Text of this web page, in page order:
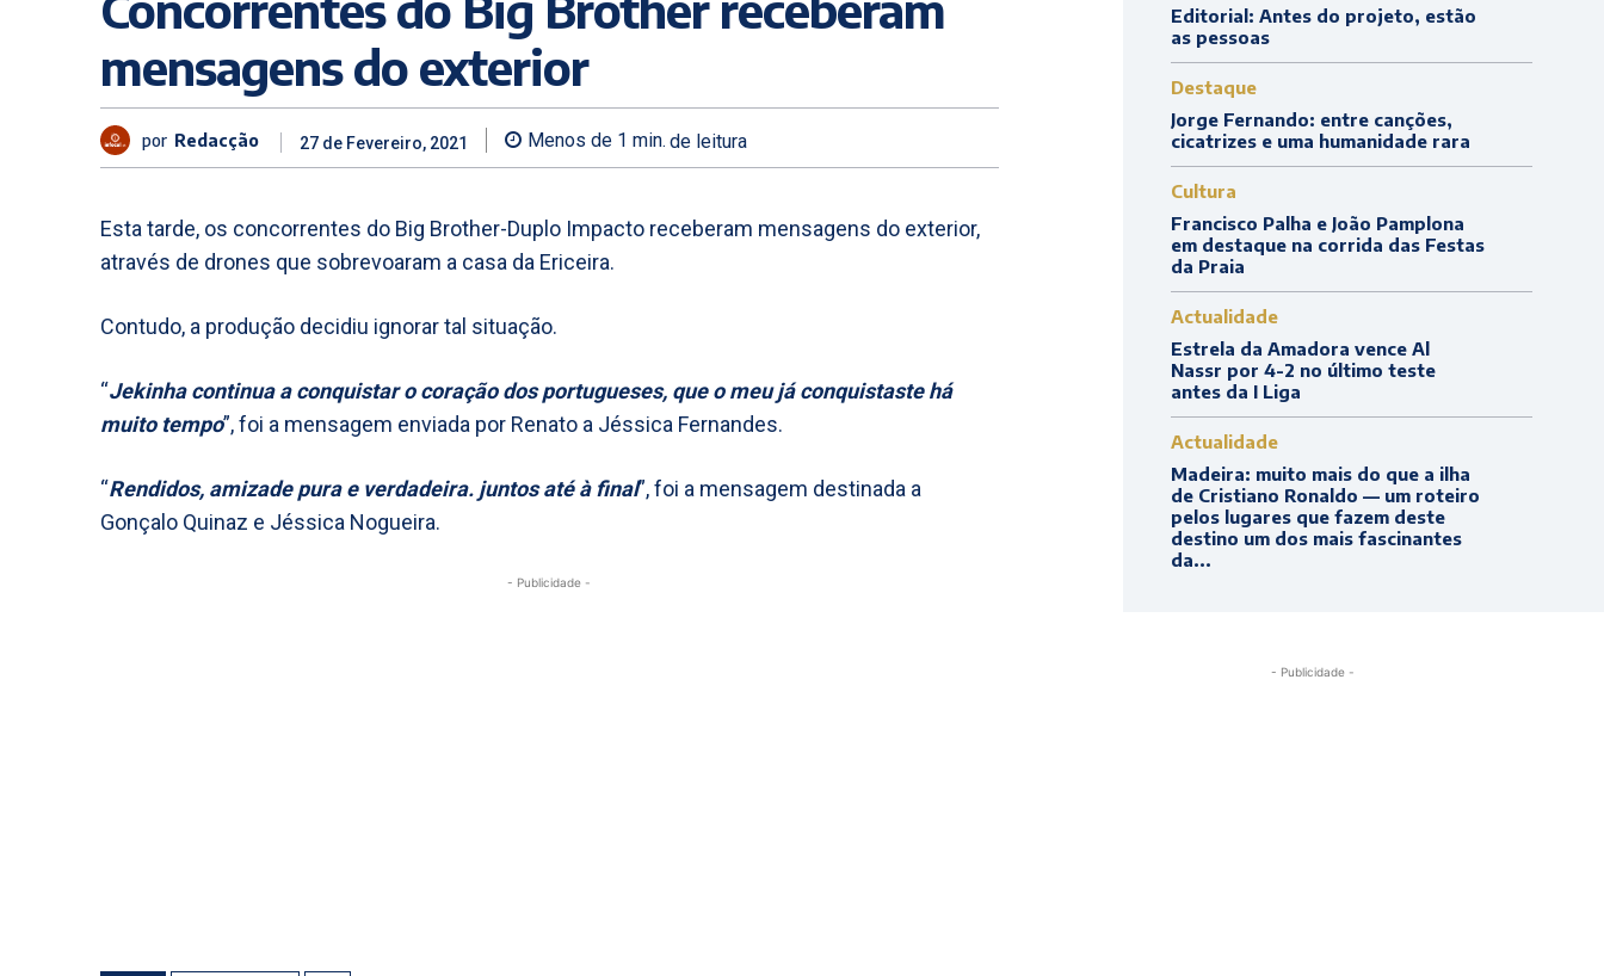
mensagens do exterior
por Redacção 27 de Fevereiro, 2021 Menos de 1 min. de leitura
Esta tarde, os concorrentes do Big Brother-Duplo Impacto receberam mensagens do exterior,
através de drones que sobrevoaram a casa da Ericeira.
Contudo, a produção decidiu ignorar tal situação.
“Jekinha continua a conquistar o coração dos portugueses, que o meu já conquistaste há
muito tempo”, foi a mensagem enviada por Renato a Jéssica Fernandes.
“Rendidos, amizade pura e verdadeira. juntos até à final”, foi a mensagem destinada a
Gonçalo Quinaz e Jéssica Nogueira.
- Publicidade -
Editorial: Antes do projeto, estão
as pessoas
Destaque
Jorge Fernando: entre canções,
cicatrizes e uma humanidade rara
Cultura
Francisco Palha e João Pamplona
em destaque na corrida das Festas
da Praia
Actualidade
Estrela da Amadora vence Al
Nassr por 4-2 no último teste
antes da I Liga
Actualidade
Madeira: muito mais do que a ilha
de Cristiano Ronaldo — um roteiro
pelos lugares que fazem deste
destino um dos mais fascinantes
da...
- Publicidade -